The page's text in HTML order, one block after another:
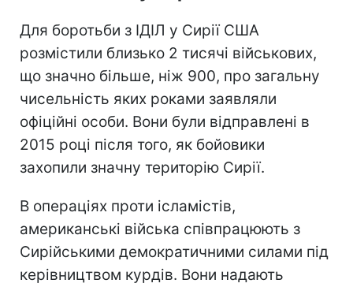
Для боротьби з ІДІЛ у Сирії США
розмістили близько 2 тисячі військових,
що значно більше, ніж 900, про загальну
чисельність яких роками заявляли
офіційні особи. Вони були відправлені в
2015 році після того, як бойовики
захопили значну територію Сирії.
В операціях проти ісламістів,
американські війська співпрацюють з
Сирійськими демократичними силами під
керівництвом курдів. Вони надають